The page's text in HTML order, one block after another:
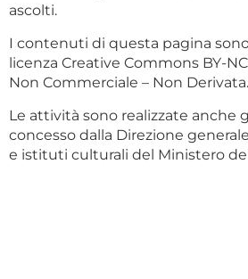
ascolti.
I contenuti di questa pagina
licenza Creative Commons BY-
Non Commerciale – Non Derivata.
Le attività sono realizzate anche
concesso dalla Direzione
e istituti culturali del Ministero